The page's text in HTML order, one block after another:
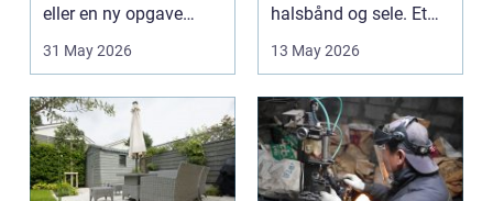
eller en ny opgave
opstår fra dag til...
31 May 2026
halsbånd og sele. Et
godt bur gi...
13 May 2026